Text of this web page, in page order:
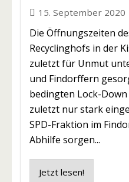
15. September 2020
Die Öffnungszeiten
Recyclinghofs in der
zuletzt für Unmut
und Findorffern
bedingten Lock-
zuletzt nur stark
SPD-Fraktion im
Abhilfe sorgen...
Jetzt lesen!